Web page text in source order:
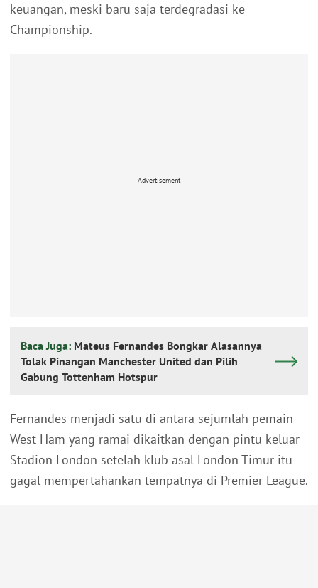
keuangan, meski baru saja terdegradasi ke
Championship.
Advertisement
Baca Juga: Mateus Fernandes Bongkar Alasannya
Tolak Pinangan Manchester United dan Pilih
Gabung Tottenham Hotspur
Fernandes menjadi satu di antara sejumlah pemain
West Ham yang ramai dikaitkan dengan pintu keluar
Stadion London setelah klub asal London Timur itu
gagal mempertahankan tempatnya di Premier League.